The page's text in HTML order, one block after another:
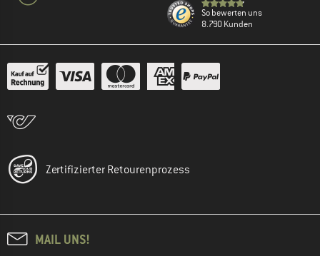
So bewerten uns
8.790 Kunden
Zertifizierter Retourenprozess
MAIL UNS!